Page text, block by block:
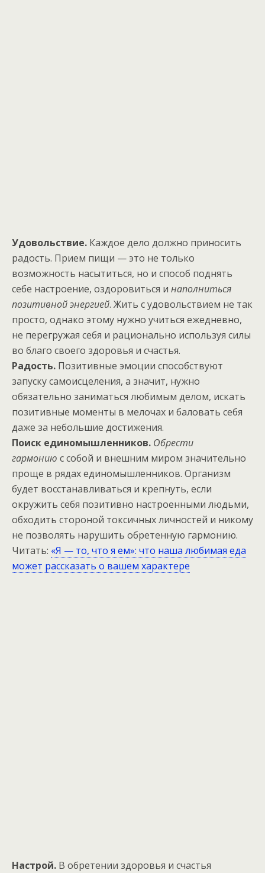
Удовольствие. Каждое дело должно приносить
радость. Прием пищи — это не только
возможность насытиться, но и способ поднять
себе настроение, оздоровиться и наполниться
позитивной энергией. Жить с удовольствием не так
просто, однако этому нужно учиться ежедневно,
не перегружая себя и рационально используя силы
во благо своего здоровья и счастья.
Радость. Позитивные эмоции способствуют
запуску самоисцеления, а значит, нужно
обязательно заниматься любимым делом, искать
позитивные моменты в мелочах и баловать себя
даже за небольшие достижения.
Поиск единомышленников. Обрести
гармонию с собой и внешним миром значительно
проще в рядах единомышленников. Организм
будет восстанавливаться и крепнуть, если
окружить себя позитивно настроенными людьми,
обходить стороной токсичных личностей и никому
не позволять нарушить обретенную гармонию.
Читать: «Я — то, что я ем»: что наша любимая еда
может рассказать о вашем характере
Настрой. В обретении здоровья и счастья